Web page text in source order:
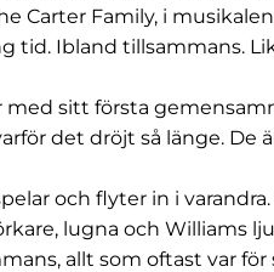
Carter Family, i
tid. Ibland tillsammans.
med sitt första
det dröjt så länge. De
och flyter in i
lugna och Williams
allt som oftast var för